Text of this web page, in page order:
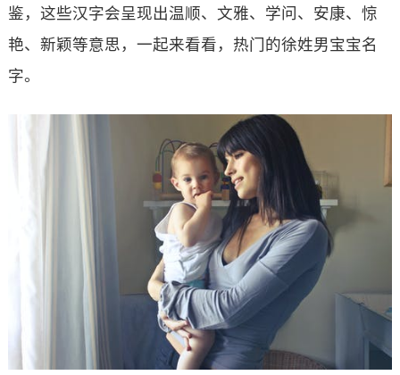
鉴，这些汉字会呈现出温顺、文雅、学问、安康、惊
艳、新颖等意思，一起来看看，热门的徐姓男宝宝名
字。